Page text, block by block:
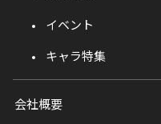
イベント
キャラ特集
会社概要